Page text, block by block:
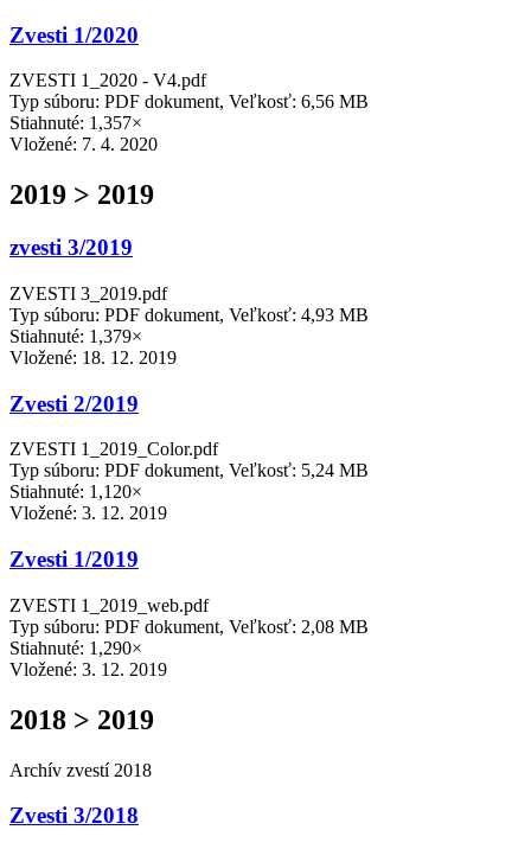
Zvesti 1/2020
ZVESTI 1_2020 - V4.pdf
Typ súboru: PDF dokument, Veľkosť: 6,56 MB
Stiahnuté: 1,357×
Vložené: 7. 4. 2020
2019 > 2019
zvesti 3/2019
ZVESTI 3_2019.pdf
Typ súboru: PDF dokument, Veľkosť: 4,93 MB
Stiahnuté: 1,379×
Vložené: 18. 12. 2019
Zvesti 2/2019
ZVESTI 1_2019_Color.pdf
Typ súboru: PDF dokument, Veľkosť: 5,24 MB
Stiahnuté: 1,120×
Vložené: 3. 12. 2019
Zvesti 1/2019
ZVESTI 1_2019_web.pdf
Typ súboru: PDF dokument, Veľkosť: 2,08 MB
Stiahnuté: 1,290×
Vložené: 3. 12. 2019
2018 > 2019
Archív zvestí 2018
Zvesti 3/2018